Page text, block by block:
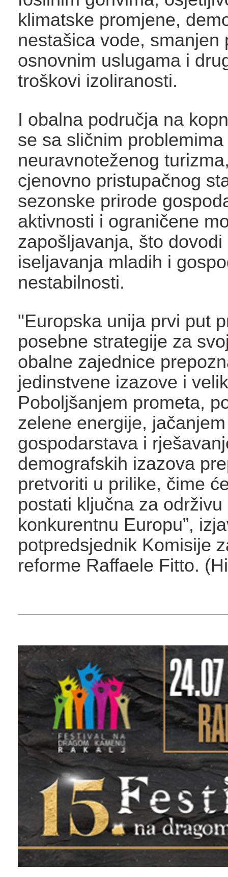
klimatske promjene,
nestašica vode, smanjen
osnovnim uslugama i
troškovi izoliranosti.
I obalna područja na
se sa sličnim
neuravnoteženog
cjenovno pristupačnog
sezonske prirode
aktivnosti i ograničene
zapošljavanja, što dovodi
iseljavanja mladih i
nestabilnosti.
"Europska unija prvi put
posebne strategije za
obalne zajednice
jedinstvene izazove i
Poboljšanjem prometa,
zelene energije,
gospodarstava i
demografskih izazova
pretvoriti u prilike, čime
postati ključna za održivu
konkurentnu Europu”,
potpredsjednik Komisije
reforme Raffaele Fitto.